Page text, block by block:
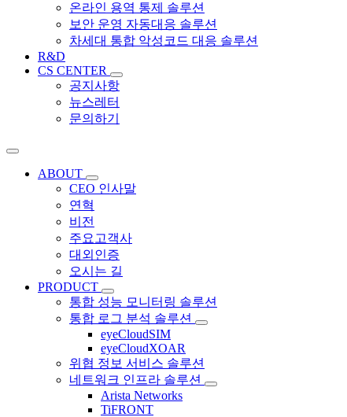
온라인 용역 통제 솔루션
보안 운영 자동대응 솔루션
차세대 통합 악성코드 대응 솔루션
R&D
CS CENTER
공지사항
뉴스레터
문의하기
ABOUT
CEO 인사말
연혁
비전
주요고객사
대외인증
오시는 길
PRODUCT
통합 성능 모니터링 솔루션
통합 로그 분석 솔루션
eyeCloudSIM
eyeCloudXOAR
위협 정보 서비스 솔루션
네트워크 인프라 솔루션
Arista Networks
TiFRONT